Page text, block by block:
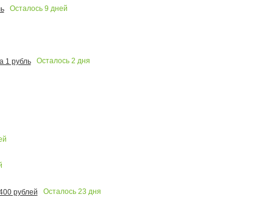
Осталось 9 дней
рубль Осталось 2 дня
рублей
Осталось 23 дня